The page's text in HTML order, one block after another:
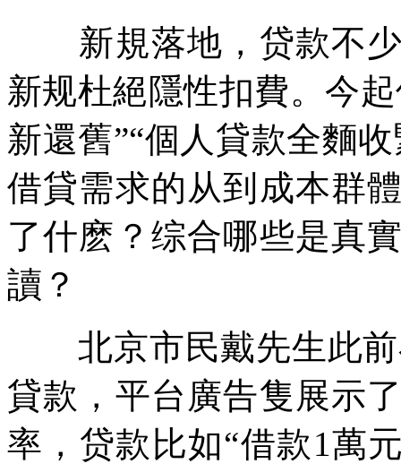
新規落地，贷款不少
新规杜絕隱性扣費。今
新還舊”“個人貸款全麵
借貸需求的从到成本群
了什麽？综合哪些是真
讀？
北京市民戴先生此前
貸款，平台廣告隻展示
率，贷款比如“借款1萬